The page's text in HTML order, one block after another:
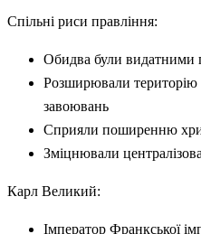
Спільні риси правління:
Обидва були видатними
Розширювали територію
завоювань
Сприяли поширенню
Зміцнювали
Карл Великий:
Імператор Франкської